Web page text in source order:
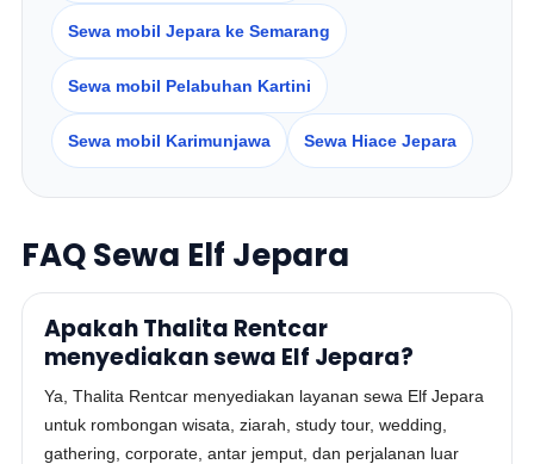
Sewa mobil Jepara ke Semarang
Sewa mobil Pelabuhan Kartini
Sewa mobil Karimunjawa Sewa Hiace Jepara
FAQ Sewa Elf Jepara
Apakah Thalita Rentcar
menyediakan sewa Elf Jepara?
Ya, Thalita Rentcar menyediakan layanan sewa Elf Jepara
untuk rombongan wisata, ziarah, study tour, wedding,
gathering, corporate, antar jemput, dan perjalanan luar